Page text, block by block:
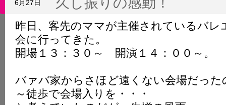
6月27日
昨日、客先のママが主催されているバレ
会に行ってきた。
開場１３：３０～ 開演１４：００～。
バァバ家からさほど遠くない会場だった
～徒歩で会場入りを・・・